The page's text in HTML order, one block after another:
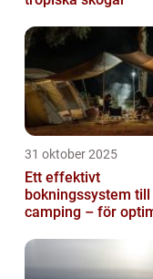
31 oktober 2025
Ett effektivt
bokningssystem till
camping – för